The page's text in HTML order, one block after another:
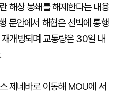
해상 봉쇄를 해제한다는 내용
문안에서 해협은 선박에 통행
개방되며 교통량은 30일 내
제네바로 이동해 MOU에 서